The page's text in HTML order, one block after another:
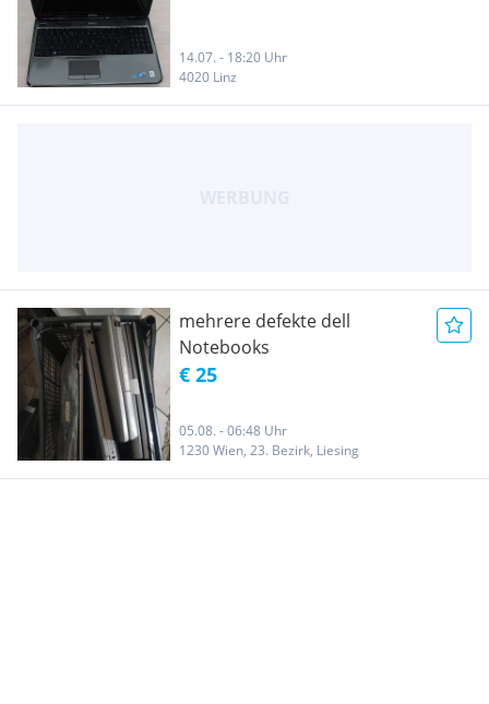
14.07. - 18:20 Uhr
4020 Linz
mehrere defekte dell
Notebooks
€ 25
05.08. - 06:48 Uhr
1230 Wien, 23. Bezirk, Liesing